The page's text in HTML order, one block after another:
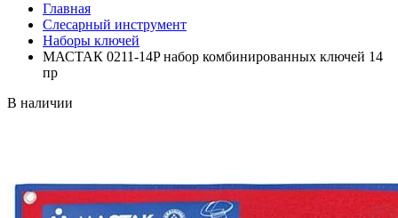
Главная
Слесарный инструмент
Наборы ключей
МАСТАК 0211-14P набор комбинированных ключей 14
пр
В наличии